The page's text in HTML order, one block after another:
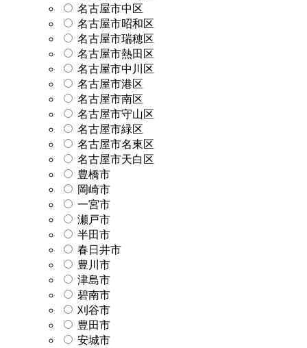
名古屋市中区
名古屋市昭和区
名古屋市瑞穂区
名古屋市熱田区
名古屋市中川区
名古屋市港区
名古屋市南区
名古屋市守山区
名古屋市緑区
名古屋市名東区
名古屋市天白区
豊橋市
岡崎市
一宮市
瀬戸市
半田市
春日井市
豊川市
津島市
碧南市
刈谷市
豊田市
安城市